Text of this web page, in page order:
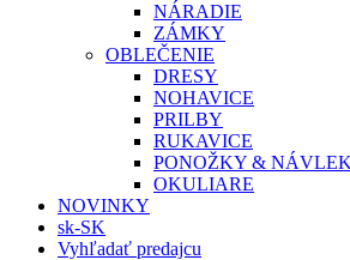
NÁRADIE
ZÁMKY
OBLEČENIE
DRESY
NOHAVICE
PRILBY
RUKAVICE
PONOŽKY &
OKULIARE
NOVINKY
sk-SK
Vyhľadať predajcu